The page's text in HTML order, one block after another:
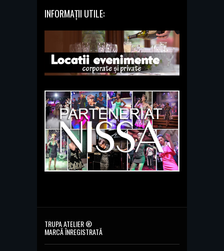
INFORMAȚII UTILE:
TRUPA ATELIER ®
MARCĂ ÎNREGISTRATĂ